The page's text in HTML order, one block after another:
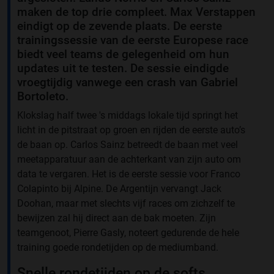
maken de top drie compleet. Max Verstappen
eindigt op de zevende plaats. De eerste
trainingssessie van de eerste Europese race
biedt veel teams de gelegenheid om hun
updates uit te testen. De sessie eindigde
vroegtijdig vanwege een crash van Gabriel
Bortoleto.
Klokslag half twee 's middags lokale tijd springt het
licht in de pitstraat op groen en rijden de eerste auto’s
de baan op. Carlos Sainz betreedt de baan met veel
meetapparatuur aan de achterkant van zijn auto om
data te vergaren. Het is de eerste sessie voor Franco
Colapinto bij Alpine. De Argentijn vervangt Jack
Doohan, maar met slechts vijf races om zichzelf te
bewijzen zal hij direct aan de bak moeten. Zijn
teamgenoot, Pierre Gasly, noteert gedurende de hele
training goede rondetijden op de mediumband.